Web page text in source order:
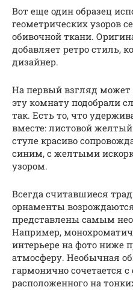
Вот еще один образец
геометрических узоров
обивочной ткани.
добавляет ретро стиль,
дизайнер.
На первый взгляд может
эту комнату подобрали
так. Есть то, что
вместе: листовой
стуле красиво
синим, с желтыми
узором.
Всегда считавшиеся
орнаменты
представлены самым
Например,
интерьере на фото ниже
атмосферу. Необычная
гармонично сочетается
расположенного на